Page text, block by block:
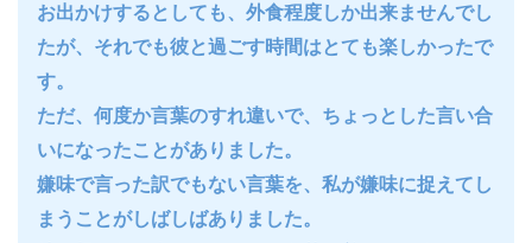
お出かけするとしても、外食程度しか出来ませんでし
たが、それでも彼と過ごす時間はとても楽しかったで
す。
ただ、何度か言葉のすれ違いで、ちょっとした言い合
いになったことがありました。
嫌味で言った訳でもない言葉を、私が嫌味に捉えてし
まうことがしばしばありました。